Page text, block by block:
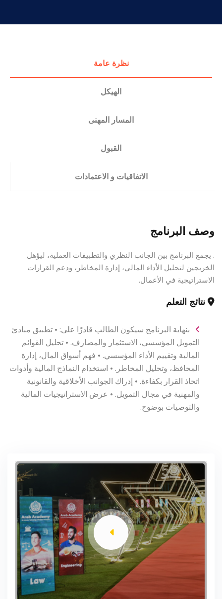
نظرة عامة
الهيكل
المسار المهنى
القبول
الاتفاقيات و الاعتمادات
وصف البرنامج
. يجمع البرنامج بين الجانب النظري والتطبيقات العملية، ليؤهل
الخريجين لتحليل الأداء المالي، إدارة المخاطر، ودعم القرارات
الاستراتيجية في الأعمال.
نتائج التعلم
بنهاية البرنامج سيكون الطالب قادرًا على: • تطبيق مبادئ
التمويل المؤسسي، الاستثمار والمصارف. • تحليل القوائم
المالية وتقييم الأداء المؤسسي. • فهم أسواق المال، إدارة
المحافظ، وتحليل المخاطر. • استخدام النماذج المالية وأدوات
اتخاذ القرار بكفاءة. • إدراك الجوانب الأخلاقية والقانونية
والمهنية في مجال التمويل. • عرض الاستراتيجيات المالية
والتوصيات بوضوح.